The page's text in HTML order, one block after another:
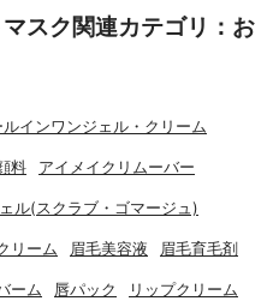
スク関連カテゴリ：お
ルインワンジェル・クリーム
料 アイメイクリムーバー
ル(スクラブ・ゴマージュ)
リーム 眉毛美容液 眉毛育毛剤
ーム 唇パック リップクリーム